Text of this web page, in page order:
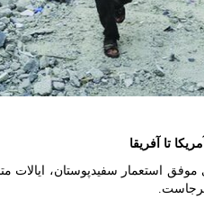
تا آفریقا
استعمار سفیدپوستان، ایالات